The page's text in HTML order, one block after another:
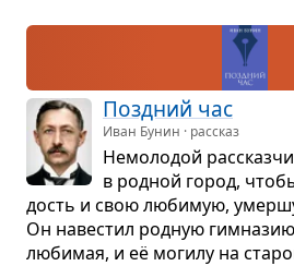
Позд­ний час
Иван Бунин · рассказ
Немо­ло­дой
в род­ной город,
дость и свою люби­мую,
Он наве­стил род­ную
люби­мая, и её могилу на